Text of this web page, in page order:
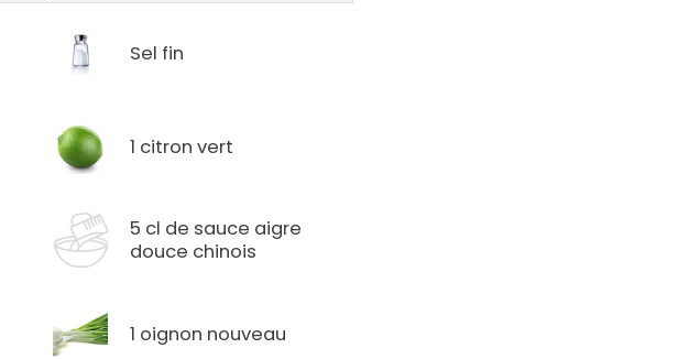
Sel fin
1 citron vert
5 cl de sauce aigre
douce chinois
1 oignon nouveau